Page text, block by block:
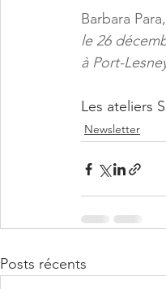
Barbara Para,
le 26
à Port-
Les ateliers
Newsletter
Posts récents